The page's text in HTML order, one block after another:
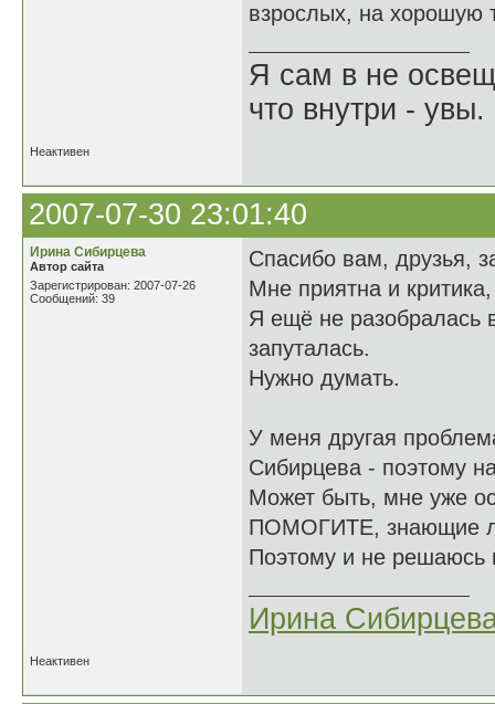
взрослых, на хорошую
Я сам в не
что внутри - увы.
Неактивен
2007-07-30 23:01:40
Ирина Сибирцева
Автор сайта
Зарегистрирован: 2007-07-26
Сообщений: 39
Спасибо вам, друзья,
Мне приятна и
Я ещё не разобралась
запуталась.
Нужно думать.
У меня другая
Сибирцева - поэтому
Может быть, мне уже
ПОМОГИТЕ, знающие
Поэтому и не решаюсь
Ирина
Неактивен